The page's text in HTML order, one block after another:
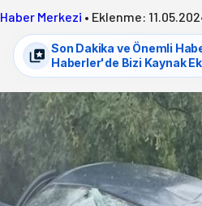
Haber Merkezi • Eklenme:
Son Dakika ve Önemli
Haberler'de Bizi Kaynak